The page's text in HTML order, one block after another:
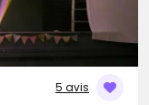
5 avis